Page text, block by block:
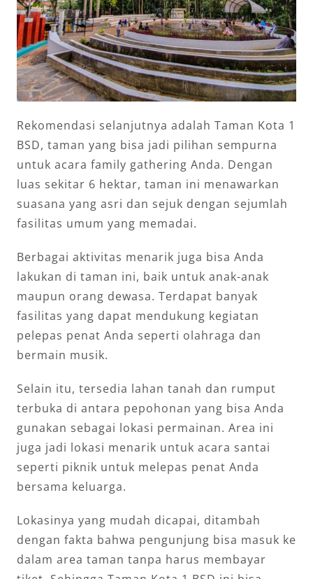
Rekomendasi selanjutnya adalah Taman Kota 1
BSD, taman yang bisa jadi pilihan sempurna
untuk acara family gathering Anda. Dengan
luas sekitar 6 hektar, taman ini menawarkan
suasana yang asri dan sejuk dengan sejumlah
fasilitas umum yang memadai.
Berbagai aktivitas menarik juga bisa Anda
lakukan di taman ini, baik untuk anak-anak
maupun orang dewasa. Terdapat banyak
fasilitas yang dapat mendukung kegiatan
pelepas penat Anda seperti olahraga dan
bermain musik.
Selain itu, tersedia lahan tanah dan rumput
terbuka di antara pepohonan yang bisa Anda
gunakan sebagai lokasi permainan. Area ini
juga jadi lokasi menarik untuk acara santai
seperti piknik untuk melepas penat Anda
bersama keluarga.
Lokasinya yang mudah dicapai, ditambah
dengan fakta bahwa pengunjung bisa masuk ke
dalam area taman tanpa harus membayar